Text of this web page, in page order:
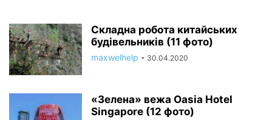
Складна робота китайських
будівельників (11 фото)
maxwelhelp - 30.04.2020
«Зелена» вежа Oasia Hotel
Singapore (12 фото)